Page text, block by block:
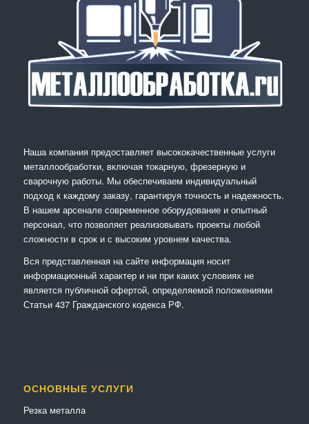
Наша компания предоставляет высококачественные услуги
металлообработки, включая токарную, фрезерную и
сварочную работы. Мы обеспечиваем индивидуальный
подход к каждому заказу, гарантируя точность и надежность.
В нашем арсенале современное оборудование и опытный
персонал, что позволяет реализовывать проекты любой
сложности в срок и с высоким уровнем качества.
Вся представленная на сайте информация носит
информационный характер и ни при каких условиях не
является публичной офертой, определяемой положениями
Статьи 437 Гражданского кодекса РФ.
ОСНОВНЫЕ УСЛУГИ
Резка металла